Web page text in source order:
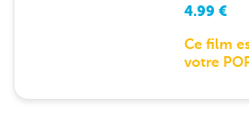
4.99 €
Ce film
votre